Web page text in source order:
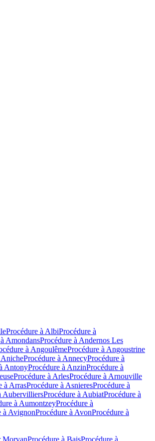
Procédure à AlbiProcédure à
AmondansProcédure à Andernos Les
à AngoulêmeProcédure à Angoustrine
AnicheProcédure à AnnecyProcédure à
AntonyProcédure à AnzinProcédure à
Procédure à ArlesProcédure à Arnouville
à ArrasProcédure à AsnieresProcédure à
AubervilliersProcédure à AubiatProcédure à
à AumontzeyProcédure à
à AvignonProcédure à AvonProcédure à
MorvanProcédure à BaisProcédure à